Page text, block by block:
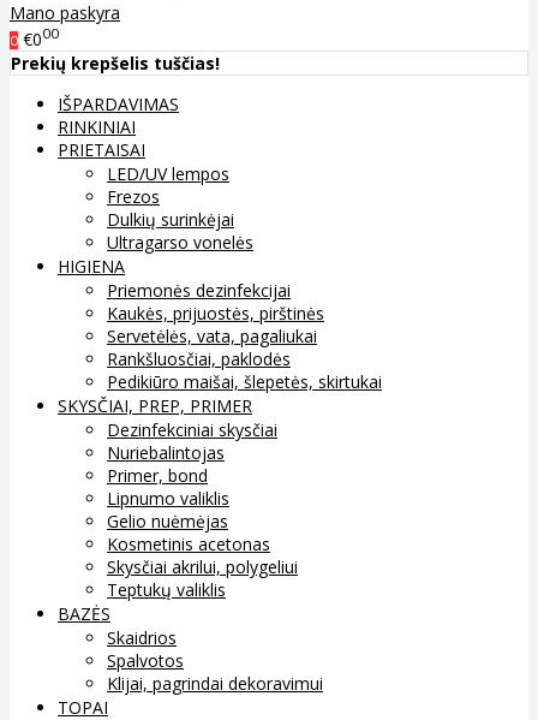
Mano paskyra
0 €000
Prekių krepšelis tuščias!
IŠPARDAVIMAS
RINKINIAI
PRIETAISAI
LED/UV lempos
Frezos
Dulkių surinkėjai
Ultragarso vonelės
HIGIENA
Priemonės dezinfekcijai
Kaukės, prijuostės, pirštinės
Servetėlės, vata, pagaliukai
Rankšluosčiai, paklodės
Pedikiūro maišai, šlepetės, skirtukai
SKYSČIAI, PREP, PRIMER
Dezinfekciniai skysčiai
Nuriebalintojas
Primer, bond
Lipnumo valiklis
Gelio nuėmėjas
Kosmetinis acetonas
Skysčiai akrilui, polygeliui
Teptukų valiklis
BAZĖS
Skaidrios
Spalvotos
Klijai, pagrindai dekoravimui
TOPAI